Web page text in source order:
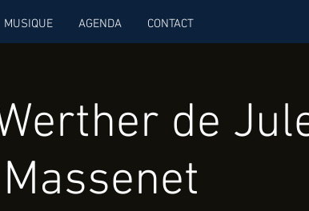
MUSIQUE AGENDA CONTACT
de
Massenet